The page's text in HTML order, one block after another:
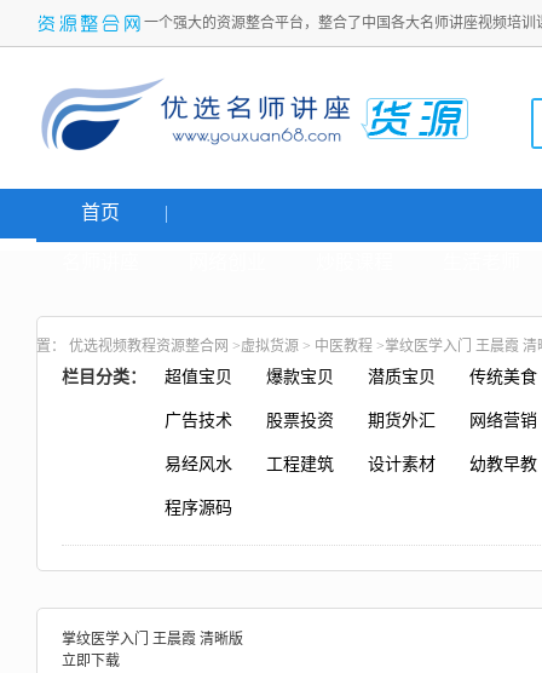
一个强大的资源整合平台，整合了中国各大名师讲座视频培
首页
置： 优选视频教程资源整合网 >虚拟货源 > 中医教程 >掌纹医学入门 王晨霞 清
栏目分类： 超值宝贝 爆款宝贝 潜质宝贝 传统美食
广告技术 股票投资 期货外汇 网络营销
易经风水 工程建筑 设计素材 幼教早教
程序源码
掌纹医学入门 王晨霞 清晰版
立即下载